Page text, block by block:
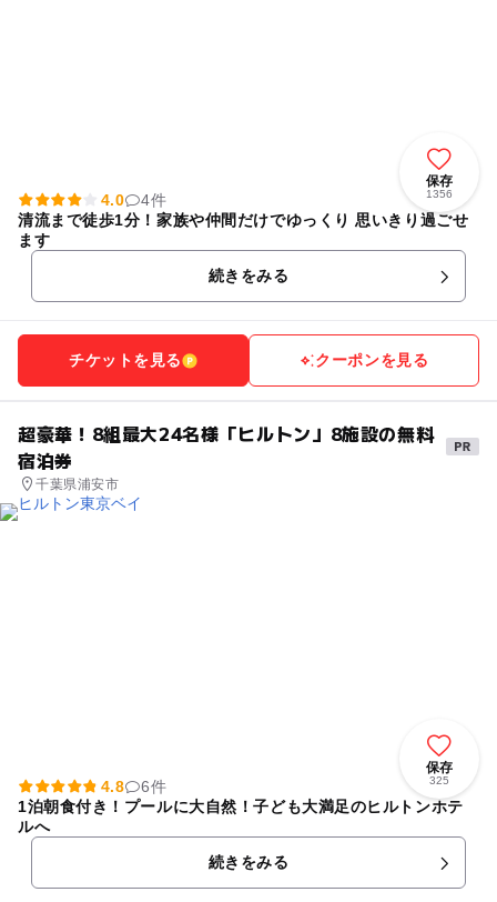
保存
1356
4.0
4件
清流まで徒歩1分！家族や仲間だけでゆっくり 思いきり過ごせ
ます
続きをみる
チケットを見る クーポンを見る
超豪華！8組最大24名様「ヒルトン」8施設の無料
宿泊券
千葉県浦安市
保存
325
4.8
6件
1泊朝食付き！プールに大自然！子ども大満足のヒルトンホテ
ルへ
続きをみる